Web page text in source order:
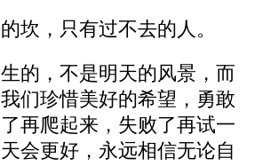
坎，只有过不去的人。
的，不是明天的风景，而
们珍惜美好的希望，勇敢
再爬起来，失败了再试一
会更好，永远相信无论自